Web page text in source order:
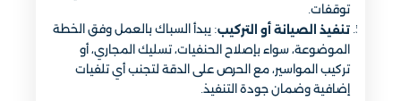
توقفات.
تنفيذ الصيانة أو التركيب: يبدأ السباك بالعمل وفق الخطة
الموضوعة، سواء بإصلاح الحنفيات، تسليك المجاري، أو
تركيب المواسير، مع الحرص على الدقة لتجنب أي تلفيات
إضافية وضمان جودة التنفيذ.